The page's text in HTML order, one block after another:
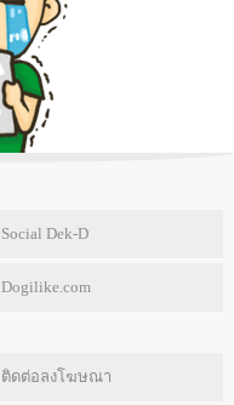
Social Dek-D
Dogilike.com
ติดต่อลงโฆษณา